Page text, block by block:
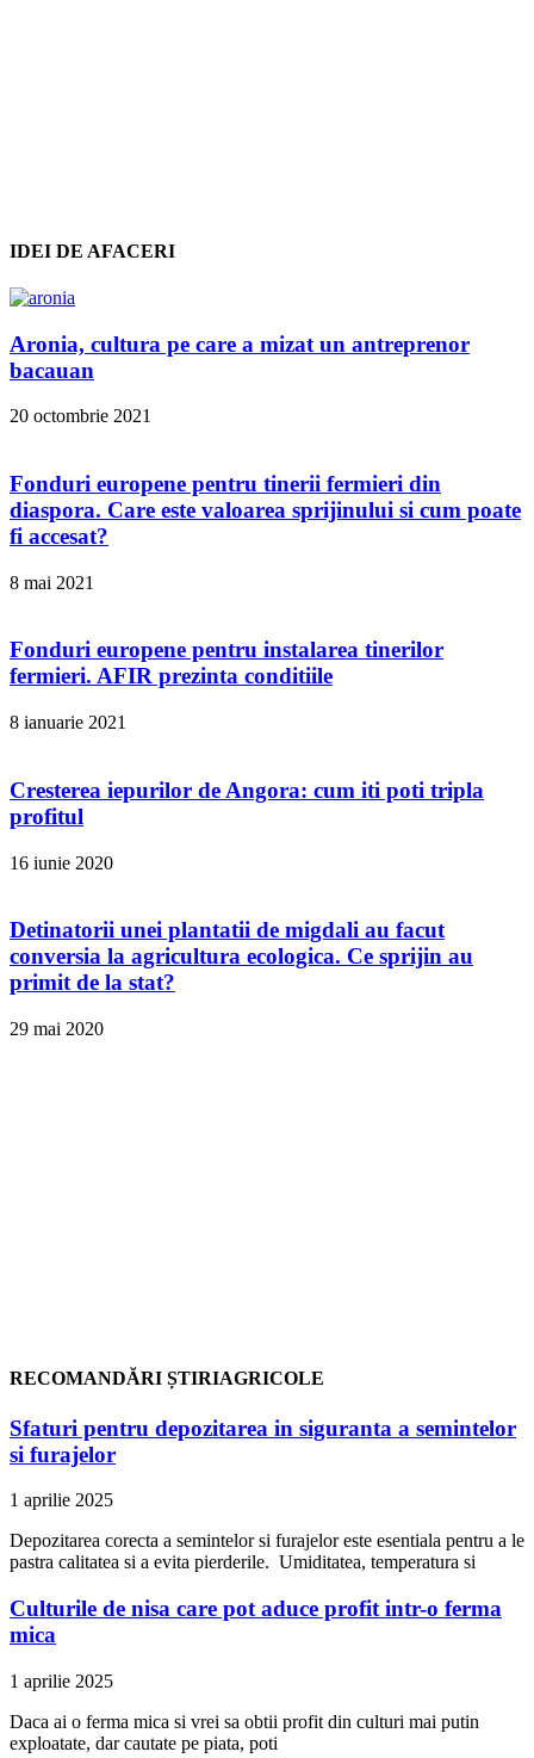
IDEI DE AFACERI
Aronia, cultura pe care a mizat un antreprenor
bacauan
20 octombrie 2021
Fonduri europene pentru tinerii fermieri din
diaspora. Care este valoarea sprijinului si cum poate
fi accesat?
8 mai 2021
Fonduri europene pentru instalarea tinerilor
fermieri. AFIR prezinta conditiile
8 ianuarie 2021
Cresterea iepurilor de Angora: cum iti poti tripla
profitul
16 iunie 2020
Detinatorii unei plantatii de migdali au facut
conversia la agricultura ecologica. Ce sprijin au
primit de la stat?
29 mai 2020
RECOMANDĂRI ȘTIRIAGRICOLE
Sfaturi pentru depozitarea in siguranta a semintelor
si furajelor
1 aprilie 2025
Depozitarea corecta a semintelor si furajelor este esentiala pentru a le
pastra calitatea si a evita pierderile. Umiditatea, temperatura si
Culturile de nisa care pot aduce profit intr-o ferma
mica
1 aprilie 2025
Daca ai o ferma mica si vrei sa obtii profit din culturi mai putin
exploatate, dar cautate pe piata, poti